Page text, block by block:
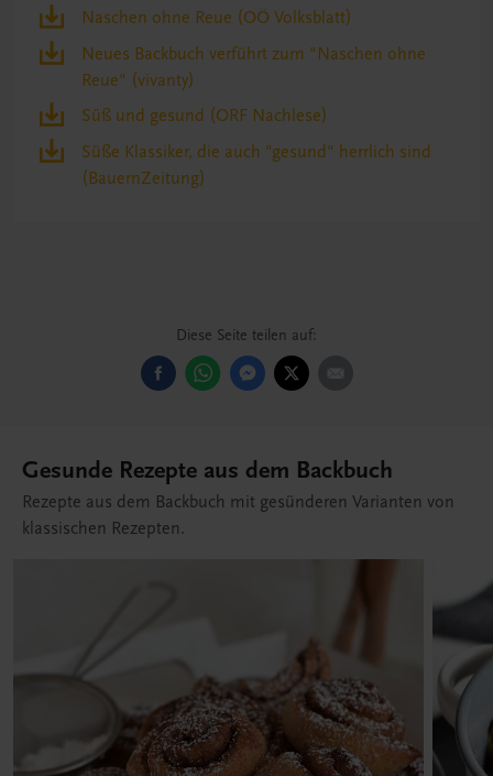
Naschen ohne Reue (OÖ Volksblatt)
Neues Backbuch verführt zum "Naschen ohne
Reue" (vivanty)
Süß und gesund (ORF Nachlese)
Süße Klassiker, die auch "gesund" herrlich sind
(BauernZeitung)
Diese Seite teilen auf:
Gesunde Rezepte aus dem Backbuch
Rezepte aus dem Backbuch mit gesünderen Varianten von
klassischen Rezepten.